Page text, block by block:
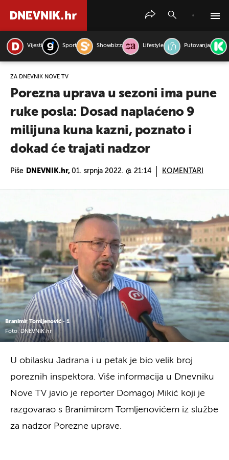
Vijesti Sport Showbizz Lifestyle Putovanja
ZA DNEVNIK NOVE TV
Porezna uprava u sezoni ima pune
ruke posla: Dosad naplaćeno 9
milijuna kuna kazni, poznato i
dokad će trajati nadzor
Piše DNEVNIK.hr, 01. srpnja 2022. @ 21:14 KOMENTARI
Branimir Tomljenović - 1
Foto: DNEVNIK.hr
U obilasku Jadrana i u petak je bio velik broj
poreznih inspektora. Više informacija u Dnevniku
Nove TV javio je reporter Domagoj Mikić koji je
razgovarao s Branimirom Tomljenovićem iz službe
za nadzor Porezne uprave.
PRETRAŽITE VIJESTI